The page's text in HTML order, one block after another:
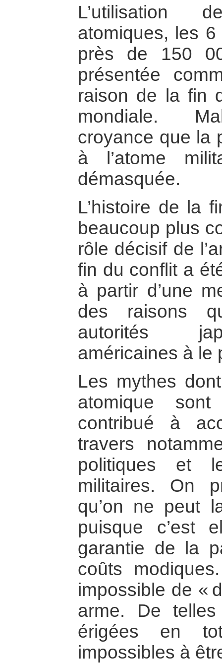
L’utilisation
atomiques, les
près de 150
présentée
raison de la fin
mondiale.
croyance que la
à l’atome
démasquée.
L’histoire de la
beaucoup plus
rôle décisif de
fin du conflit a
à partir d’une
des raisons
autorités
américaines à le
Les mythes
atomique
contribué à
travers
politiques et
militaires. On
qu’on ne peut
puisque c’est
garantie de la
coûts
impossible de «
arme. De
érigées en
impossibles à